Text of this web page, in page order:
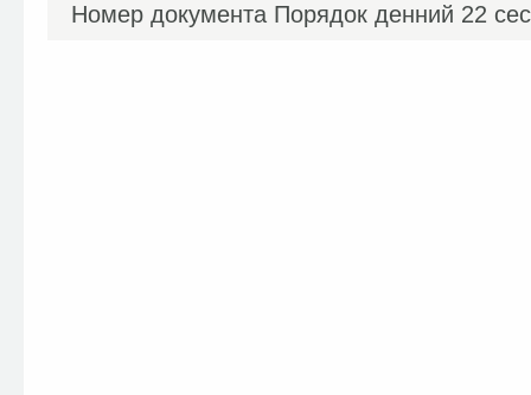
Номер документа Порядок денний 22